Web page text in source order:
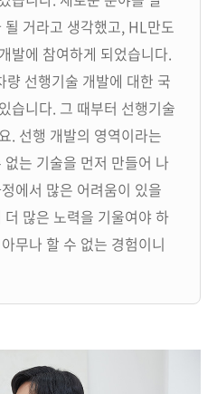
거라고 생각했고, HL만도
발에 참여하게 되었습니다.
량 선행기술 개발에 대한 국
습니다. 그 때부터 선행기술
. 선행 개발의 영역이라는
는 기술을 먼저 만들어 나
에서 많은 어려움이 있을
많은 노력을 기울여야 하
무나 할 수 없는 경험이니